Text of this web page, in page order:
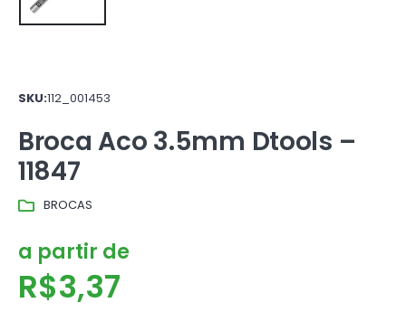
SKU:112_001453
Broca Aco 3.5mm Dtools –
11847
BROCAS
a partir de
R$3,37